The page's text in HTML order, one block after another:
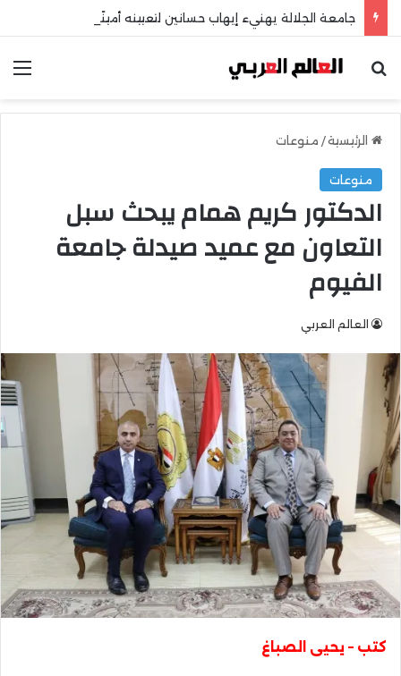
بحث عن
الرئيسية/ منوعات
منوعات
الدكتور كريم همام يبحث سبل
التعاون مع عميد صيدلة جامعة
الفيوم
العالم العربي
كتب – يحيى الصباغ